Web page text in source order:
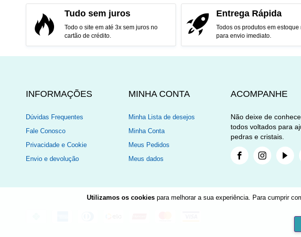
Utilizamos os cookies para melhorar a sua experiência. Para cumprir
Tudo sem juros
Todo o site em até 3x sem juros no
cartão de crédito.
Entrega Rápida
Todos os produtos em estoque
para envio imediato.
INFORMAÇÕES
Dúvidas Frequentes
Fale Conosco
Privacidade e Cookie
Envio e devolução
MINHA CONTA
Minha Lista de desejos
Minha Conta
Meus Pedidos
Meus dados
ACOMPANHE
Não deixe de
todos voltados para
pedras e cristais.
FacebookInstagram